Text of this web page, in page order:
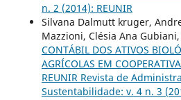
n. 2 (2014): REUNIR
Silvana Dalmutt kruger,
Mazzioni, Clésia Ana Gubiani,
CONTÁBIL DOS ATIVOS
AGRÍCOLAS EM
REUNIR Revista de
Sustentabilidade: v. 4 n. 3